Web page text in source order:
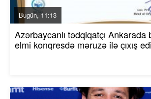
Bugün, 11:13
Azərbaycanlı tədqiqatçı Ankarada
elmi konqresdə məruzə ilə çıxış